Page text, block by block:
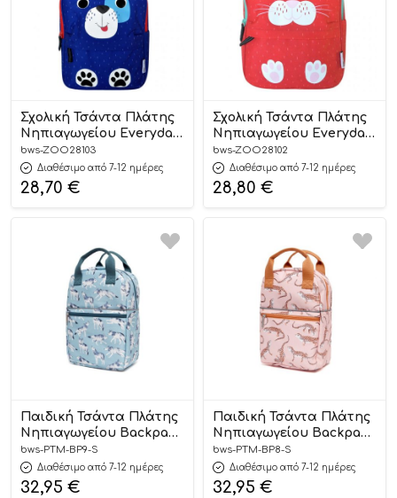
Σχολική Τσάντα Πλάτης
Νηπιαγωγείου Everyday
Backpack – Duffy the Dog
– Zoocchini
bws-ZOO28103
Διαθέσιμο από 7-12 ημέρες
28,70 €
Σχολική Τσάντα Πλάτης
Νηπιαγωγείου Everyday
Backpack – Bella the
Bunny – Zoocchini
bws-ZOO28102
Διαθέσιμο από 7-12 ημέρες
28,80 €
Παιδική Τσάντα Πλάτης
Νηπιαγωγείου Backpack
Wolves – Petit Monkey
bws-PTM-BP9-S
Διαθέσιμο από 7-12 ημέρες
32,95 €
Παιδική Τσάντα Πλάτης
Νηπιαγωγείου Backpack
Leopard Gecko – Petit
Monkey
bws-PTM-BP8-S
Διαθέσιμο από 7-12 ημέρες
32,95 €